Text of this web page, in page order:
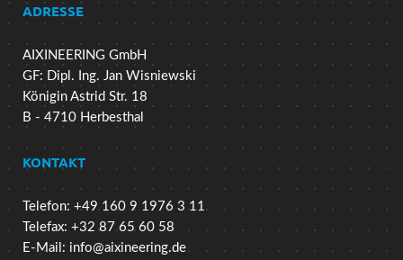
ADRESSE
AIXINEERING GmbH
GF: Dipl. Ing. Jan Wisniewski
Königin Astrid Str. 18
B - 4710 Herbesthal
KONTAKT
Telefon: +49 160 9 1976 3 11
Telefax: +32 87 65 60 58
E-Mail: info@aixineering.de